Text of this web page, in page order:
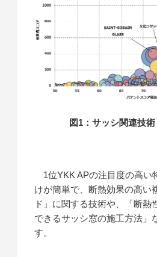
図1：サッシ関連技
1位YKK APの注目度の高い
けが簡単で、断熱効果の高い
ド」に関する技術や、「断熱
できるサッシ窓の施工方法」
す。